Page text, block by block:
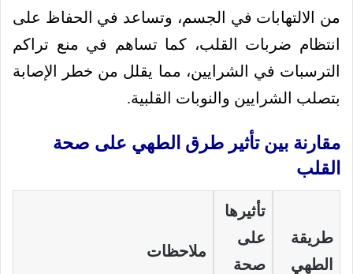
من الالتهابات في الجسم، وتساعد في الحفاظ على
انتظام ضربات القلب، كما تساهم في منع تراكم
الترسبات في الشرايين، مما يقلل من خطر الإصابة
بتصلب الشرايين والنوبات القلبية.
مقارنة بين تأثير طرق الطهي على صحة
القلب
طريقة
الطهي
تأثيرها
على
صحة
ملاحظات